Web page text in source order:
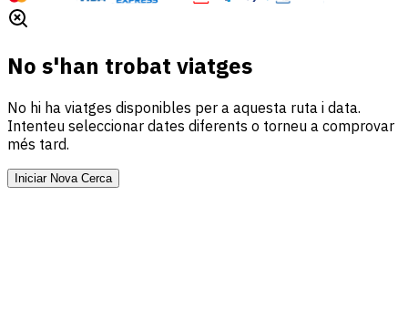
No s'han trobat viatges
No hi ha viatges disponibles per a aquesta ruta i data.
Intenteu seleccionar dates diferents o torneu a comprovar
més tard.
Iniciar Nova Cerca